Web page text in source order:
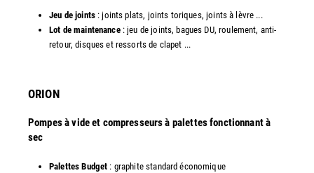
Jeu de joints: joints plats, joints toriques, joints à lèvre ...
Lot de maintenance: jeu de joints, bagues DU, roulement, anti-
retour, disques et ressorts de clapet ...​
ORION
Pompes à vide et compresseurs à palettes fonctionnant à
sec
Palettes Budget : graphite standard économique